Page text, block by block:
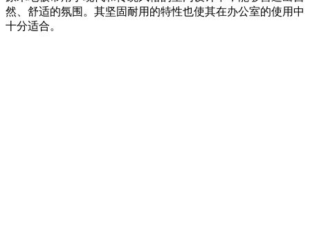
然、舒适的氛围。其坚固耐用的特性也使其在办公室的使用中
十分适合。